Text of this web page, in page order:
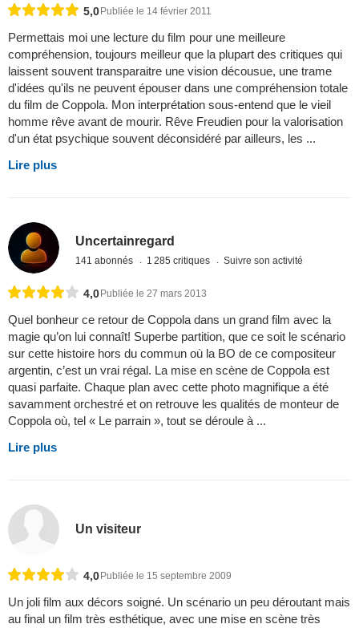
5,0 Publiée le 14 février 2011
Permettais moi une lecture du film pour une meilleure
compréhension, toujours meilleur que la plupart des critiques qui
laissent souvent transparaitre une vision décousue, une trame
d'idées qu'ils ne peuvent épouser dans une compréhension totale
du film de Coppola. Mon interprétation sous-entend que le vieil
homme rêve avant de mourir. Rêve Freudien pour la valorisation
d'un état psychique souvent déconsidéré par ailleurs, les ...
Lire plus
Uncertainregard
141 abonnés 1 285 critiques Suivre son activité
4,0 Publiée le 27 mars 2013
Quel bonheur ce retour de Coppola dans un grand film avec la
magie qu’on lui connaît! Superbe partition, que ce soit le scénario
sur cette histoire hors du commun où la BO de ce compositeur
argentin, c’est un vrai régal. La mise en scène de Coppola est
quasi parfaite. Chaque plan avec cette photo magnifique a été
savamment orchestré et on retrouve les qualités de monteur de
Coppola où, tel « Le parrain », tout se déroule à ...
Lire plus
Un visiteur
4,0 Publiée le 15 septembre 2009
Un joli film aux décors soigné. Un scénario un peu déroutant mais
au final un film très esthétique, avec une mise en scène très